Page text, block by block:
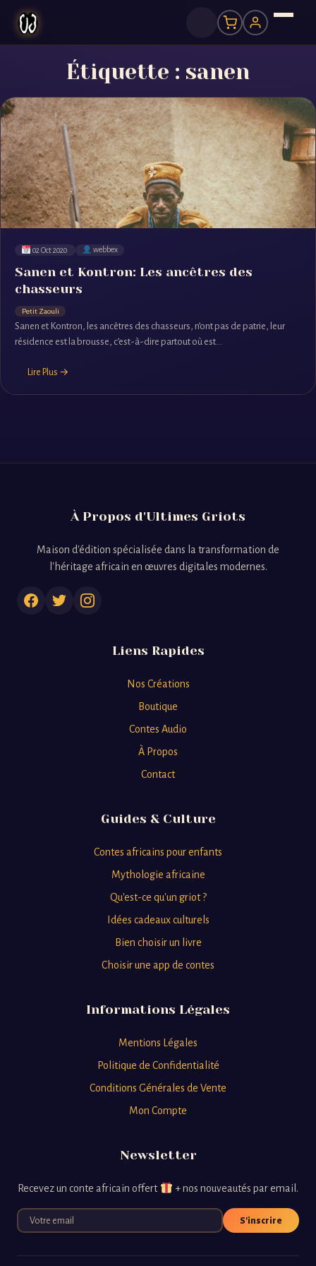
Étiquette : sanen
02 Oct 2020 webbex
Sanen et Kontron: Les ancêtres des
chasseurs
Petit Zaouli
Sanen et Kontron, les ancêtres des chasseurs, n’ont pas de patrie, leur
résidence est la brousse, c’est-à-dire partout où est...
Lire Plus →
À Propos d'Ultimes Griots
Maison d'édition spécialisée dans la transformation de
l'héritage africain en œuvres digitales modernes.
Liens Rapides
Nos Créations
Boutique
Contes Audio
À Propos
Contact
Guides & Culture
Contes africains pour enfants
Mythologie africaine
Qu'est-ce qu'un griot ?
Idées cadeaux culturels
Bien choisir un livre
Choisir une app de contes
Informations Légales
Mentions Légales
Politique de Confidentialité
Conditions Générales de Vente
Mon Compte
Newsletter
Recevez un conte africain offert + nos nouveautés par email.
S'inscrire